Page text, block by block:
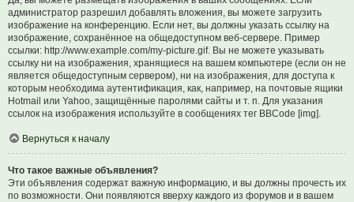
администратор разрешил добавлять вложения, вы можете загрузить
изображение на конференцию. Если нет, вы должны указать ссылку на
изображение, сохранённое на общедоступном веб-сервере. Пример
ссылки: http://www.example.com/my-picture.gif. Вы не можете указывать
ссылку ни на изображения, хранящиеся на вашем компьютере (если он не
является общедоступным сервером), ни на изображения, для доступа к
которым необходима аутентификация, как, например, на почтовые ящики
Hotmail или Yahoo, защищённые паролями сайты и т. п. Для указания
ссылок на изображения используйте в сообщениях тег BBCode [img].
Вернуться к началу
Что такое важные объявления?
Эти объявления содержат важную информацию, и вы должны прочесть их
по возможности. Они появляются вверху каждого из форумов и в вашем